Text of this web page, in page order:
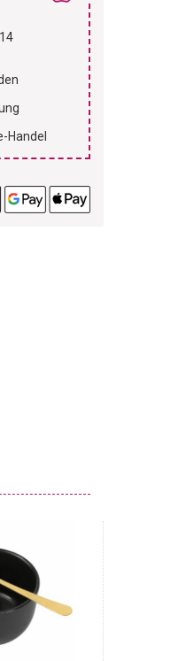
Handel